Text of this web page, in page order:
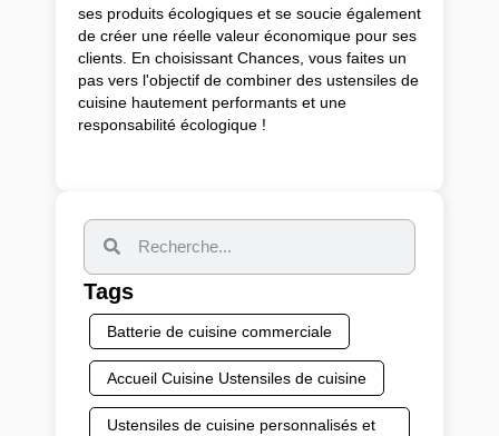
ses produits écologiques et se soucie également
de créer une réelle valeur économique pour ses
clients. En choisissant Chances, vous faites un
pas vers l'objectif de combiner des ustensiles de
cuisine hautement performants et une
responsabilité écologique !
Tags
Batterie de cuisine commerciale
Accueil Cuisine Ustensiles de cuisine
Ustensiles de cuisine personnalisés et